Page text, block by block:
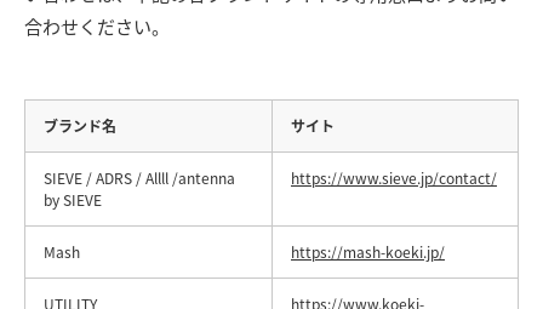
合わせください。
ブランド名 サイト
SIEVE / ADRS / Allll /antenna
by SIEVE
https://www.sieve.jp/contact/
Mash https://mash-koeki.jp/
UTILITY
https://www.koeki-